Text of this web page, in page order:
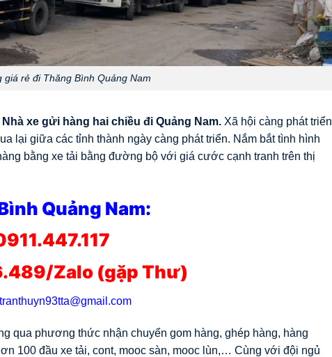
giá rẻ đi Thăng Bình Quảng Nam
Nhà xe gửi hàng hai chiều đi Quảng Nam. Xã hội càng phát triển
lại giữa các tỉnh thành ngày càng phát triển. Nắm bắt tình hình
bằng xe tải bằng đường bộ với giá cước cạnh tranh trên thị
Quảng Nam:
Zalo (gặp Thư)
qua phương thức nhận chuyển gom hàng, ghép hàng, hàng
100 đầu xe tải, cont, mooc sàn, mooc lùn,… Cùng với đội ngủ